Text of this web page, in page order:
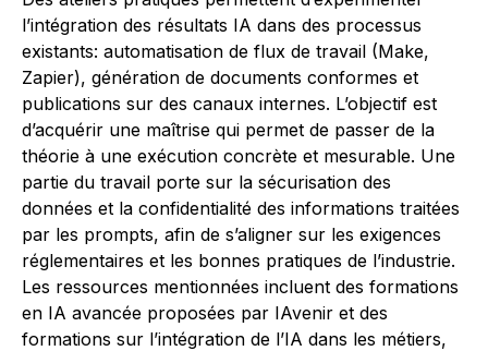
l’intégration des résultats IA dans des processus
existants: automatisation de flux de travail (Make,
Zapier), génération de documents conformes et
publications sur des canaux internes. L’objectif est
d’acquérir une maîtrise qui permet de passer de la
théorie à une exécution concrète et mesurable. Une
partie du travail porte sur la sécurisation des
données et la confidentialité des informations traitées
par les prompts, afin de s’aligner sur les exigences
réglementaires et les bonnes pratiques de l’industrie.
Les ressources mentionnées incluent des formations
en IA avancée proposées par IAvenir et des
formations sur l’intégration de l’IA dans les métiers,